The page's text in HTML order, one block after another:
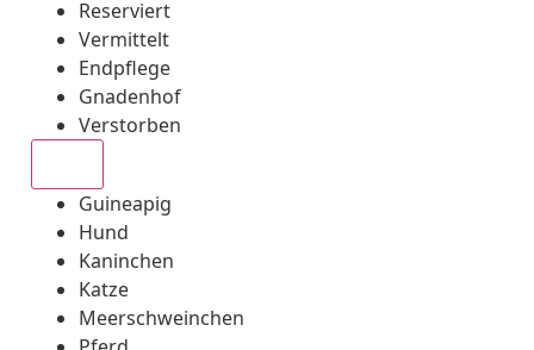
Reserviert
Vermittelt
Endpflege
Gnadenhof
Verstorben
Guineapig
Hund
Kaninchen
Katze
Meerschweinchen